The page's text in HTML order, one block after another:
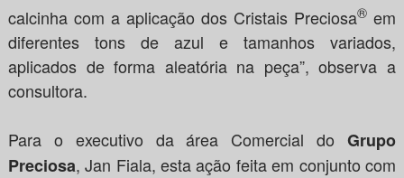
calcinha com a aplicação dos Cristais Preciosa® em
diferentes tons de azul e tamanhos variados,
aplicados de forma aleatória na peça”, observa a
consultora.
Para o executivo da área Comercial doGrupo
Preciosa, Jan Fiala, esta ação feita em conjunto com